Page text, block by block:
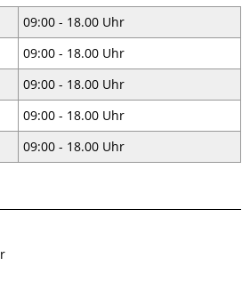
09:00 - 18.00 Uhr
09:00 - 18.00 Uhr
09:00 - 18.00 Uhr
09:00 - 18.00 Uhr
09:00 - 18.00 Uhr